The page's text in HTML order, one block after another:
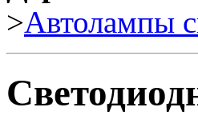
>Автолампы